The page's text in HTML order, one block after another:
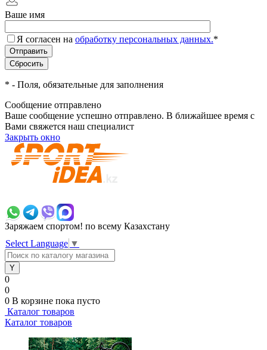
Ваше имя
Я согласен на обработку персональных данных.*
* - Поля, обязательные для заполнения
Сообщение отправлено
Ваше сообщение успешно отправлено. В ближайшее время с
Вами свяжется наш специалист
Закрыть окно
Заряжаем спортом! по всему Казахстану
Select Language ▼
0
0
0 В корзине пока пусто
Каталог товаров
Каталог товаров